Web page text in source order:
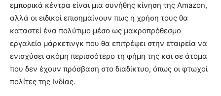
εμπορικά κέντρα είναι μια συνήθης κίνηση της Amazon,
αλλά οι ειδικοί επισημαίνουν πως η χρήση τους θα
καταστεί ένα πολύτιμο μέσο ως μακροπρόθεσμο
εργαλείο μάρκετινγκ που θα επιτρέψει στην εταιρεία να
ενισχύσει ακόμη περισσότερο τη φήμη της και σε άτομα
που δεν έχουν πρόσβαση στο διαδίκτυο, όπως οι φτωχοί
πολίτες της Ινδίας.